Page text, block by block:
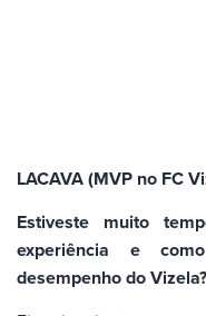
LACAVA (MVP no FC
Estiveste muito
experiência e
desempenho do Vizela?